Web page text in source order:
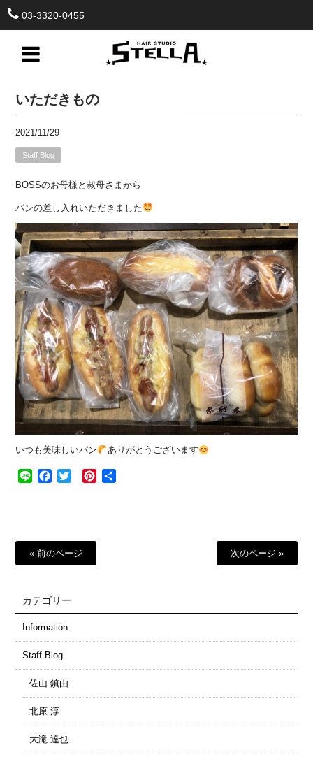
03-3320-0455
いただきもの
2021/11/29
Staff Blog
BOSSのお母様と叔母さまから
パンの差し入れいただきました
いつも美味しいパン ありがとうございます
Line Facebook
Twitter Pinterest
« 前のページ 次のページ »
カテゴリー
Information
Staff Blog
佐山 鎮由
北原 淳
大滝 達也